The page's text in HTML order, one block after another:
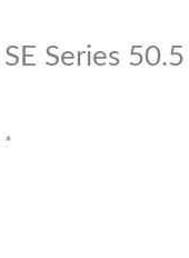
Series
*